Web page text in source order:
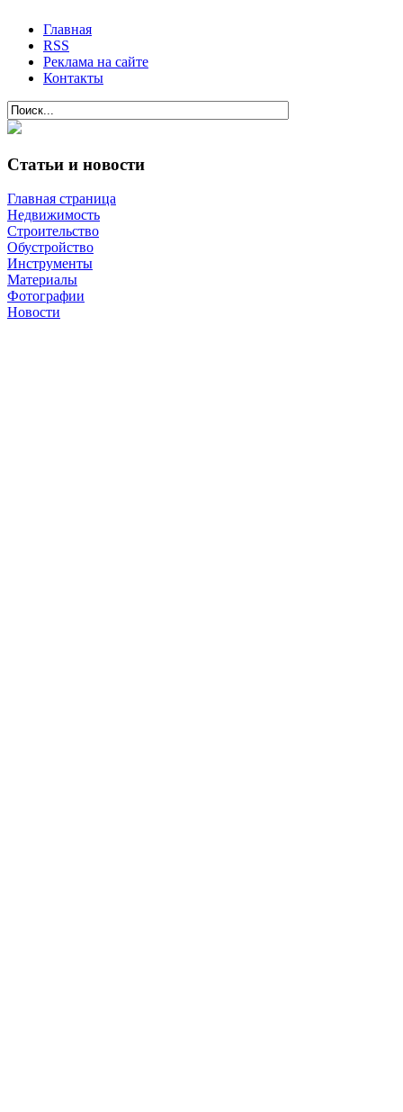
Главная
RSS
Реклама на сайте
Контакты
Статьи и новости
Главная страница
Недвижимость
Строительство
Обустройство
Инструменты
Материалы
Фотографии
Новости